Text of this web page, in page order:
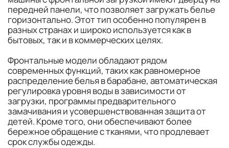
передней панели, что позволяет загружать белье
горизонтально. Этот тип особенно популярен в
разных странах и широко используется как в
бытовых, так и в коммерческих целях.
Фронтальные модели обладают рядом
современных функций, таких как равномерное
распределение белья в барабане, автоматическая
регулировка уровня воды в зависимости от
загрузки, программы предварительного
замачивания и усовершенствованная защита от
детей. Кроме того, они обеспечивают более
бережное обращение с тканями, что продлевает
срок службы одежды.